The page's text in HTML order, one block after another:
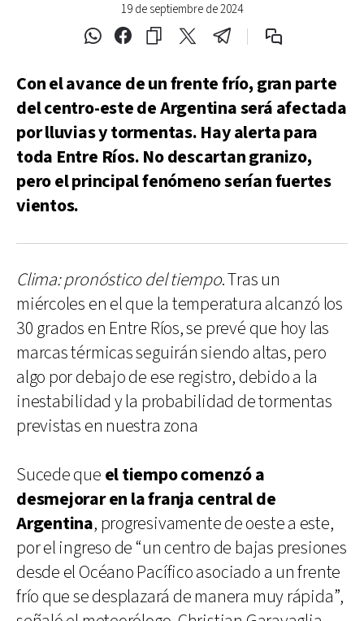
19 de septiembre de 2024
Con el avance de un frente frío, gran parte
del centro-este de Argentina será afectada
por lluvias y tormentas. Hay alerta para
toda Entre Ríos. No descartan granizo,
pero el principal fenómeno serían fuertes
vientos.
Clima: pronóstico del tiempo. Tras un
miércoles en el que la temperatura alcanzó los
30 grados en Entre Ríos, se prevé que hoy las
marcas térmicas seguirán siendo altas, pero
algo por debajo de ese registro, debido a la
inestabilidad y la probabilidad de tormentas
previstas en nuestra zona
Sucede que el tiempo comenzó a
desmejorar en la franja central de
Argentina, progresivamente de oeste a este,
por el ingreso de “un centro de bajas presiones
desde el Océano Pacífico asociado a un frente
frío que se desplazará de manera muy rápida”,